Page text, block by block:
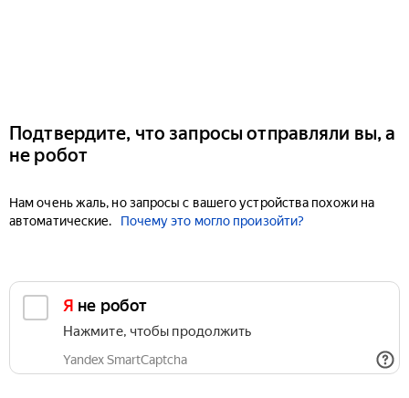
Подтвердите, что запросы отправляли вы, а
не робот
Нам очень жаль, но запросы с вашего устройства похожи на
автоматические.
Почему это могло произойти?
Я не робот
Нажмите, чтобы продолжить
Yandex SmartCaptcha